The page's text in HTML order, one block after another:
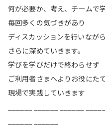
何が必要か、考え、チームで
毎回多くの気づきがあり
ディスカッションを行いながら
さらに深めていきます。
学びを学びだけで終わらせず
ご利用者さまへよりお役にた
現場で実践していきます